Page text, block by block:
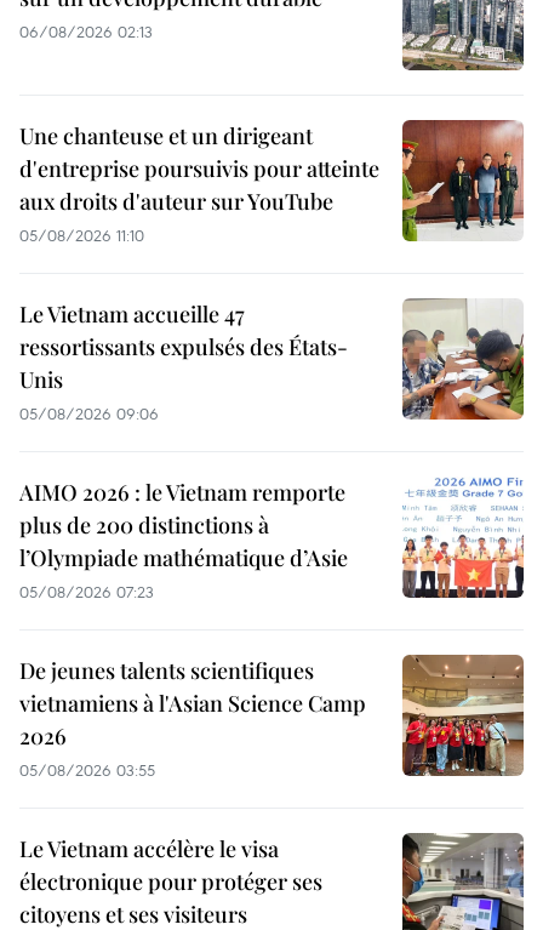
06/08/2026 02:13
Une chanteuse et un dirigeant
d'entreprise poursuivis pour atteinte
aux droits d'auteur sur YouTube
05/08/2026 11:10
Le Vietnam accueille 47
ressortissants expulsés des États-
Unis
05/08/2026 09:06
AIMO 2026 : le Vietnam remporte
plus de 200 distinctions à
l’Olympiade mathématique d’Asie
05/08/2026 07:23
De jeunes talents scientifiques
vietnamiens à l'Asian Science Camp
2026
05/08/2026 03:55
Le Vietnam accélère le visa
électronique pour protéger ses
citoyens et ses visiteurs